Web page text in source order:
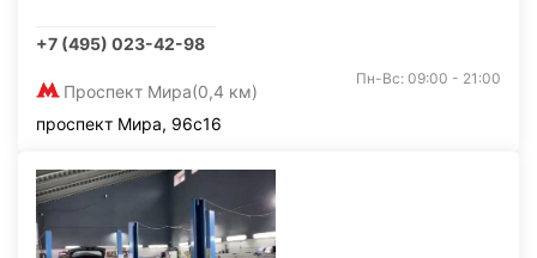
+7 (495) 023-42-98
Проспект Мира(0,4 км)
Пн-Вс: 09:00 - 21:00
проспект Мира, 96с16